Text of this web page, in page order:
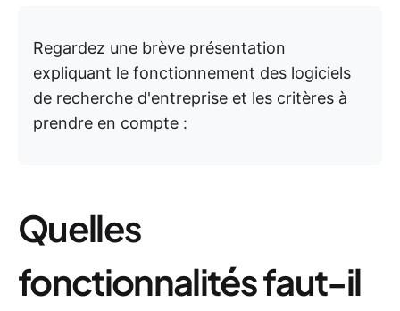
Regardez une brève présentation
expliquant le fonctionnement des logiciels
de recherche d'entreprise et les critères à
prendre en compte :
Quelles
fonctionnalités faut-il